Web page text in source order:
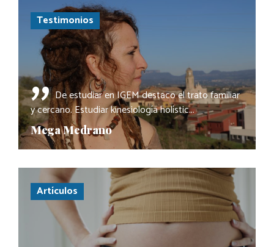
Testimonios
" De estudiar en IGEM destaco el trato familiar
y cercano. Estudiar kinesiología holístic...
Mega Medrano
Artículos